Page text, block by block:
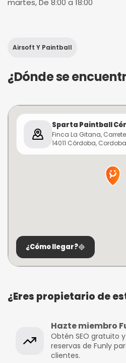
martes, De 8:00 a 18:00
Airsoft Y Paintball
¿Dónde se
Sparta Paintball
Finca La Gitana,
14011 Córdoba, Cordoba
¿Cómo llegar?
¿Eres propietario de
Hazte miembro
Obtén SEO gratuito
reservas de Funly
clientes.